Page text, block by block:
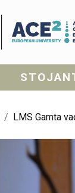
LMS Gamta